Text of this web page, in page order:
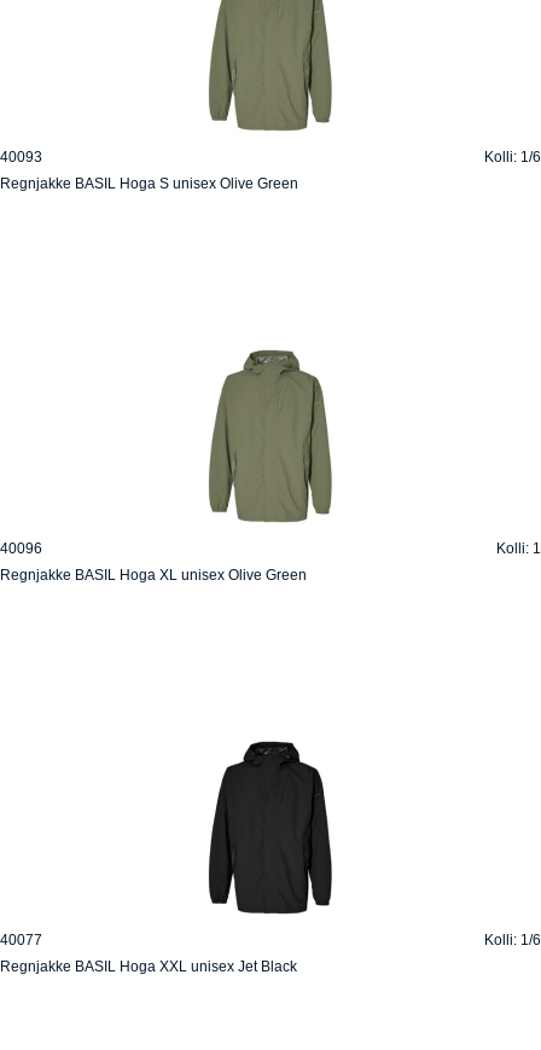
40093
Kolli: 1/6
Regnjakke BASIL Hoga S unisex Olive Green
40096
Kolli: 1
Regnjakke BASIL Hoga XL unisex Olive Green
40077
Kolli: 1/6
Regnjakke BASIL Hoga XXL unisex Jet Black